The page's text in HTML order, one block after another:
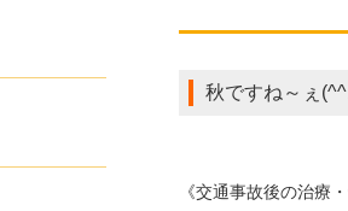
秋ですね～ぇ
《交通事故後の治療